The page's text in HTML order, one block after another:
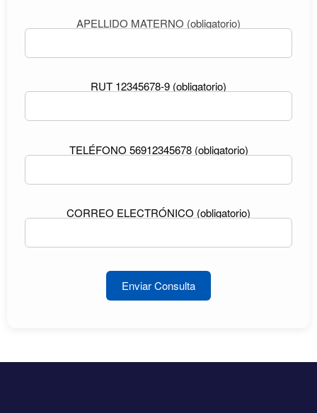
APELLIDO MATERNO (obligatorio)
RUT 12345678-9 (obligatorio)
TELÉFONO 56912345678 (obligatorio)
CORREO ELECTRÓNICO (obligatorio)